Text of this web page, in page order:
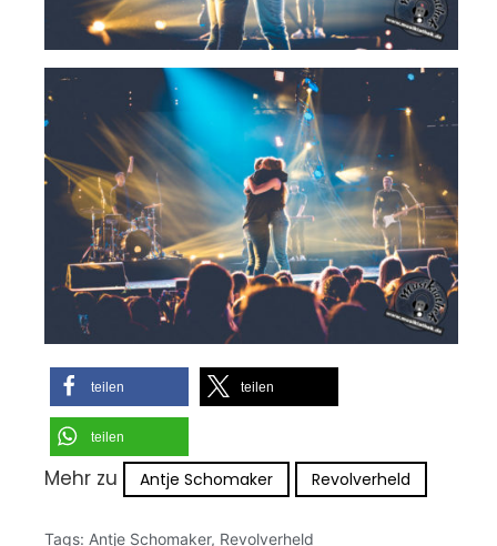
teilen teilen
teilen
Mehr zu Antje Schomaker Revolverheld
Tags: Antje Schomaker, Revolverheld